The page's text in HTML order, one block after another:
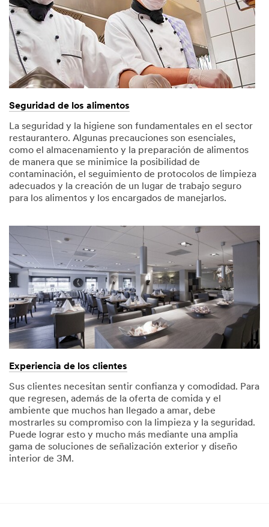
Seguridad de los alimentos
La seguridad y la higiene son fundamentales en el sector
restaurantero. Algunas precauciones son esenciales,
como el almacenamiento y la preparación de alimentos
de manera que se minimice la posibilidad de
contaminación, el seguimiento de protocolos de limpieza
adecuados y la creación de un lugar de trabajo seguro
para los alimentos y los encargados de manejarlos.
Experiencia de los clientes
Sus clientes necesitan sentir confianza y comodidad. Para
que regresen, además de la oferta de comida y el
ambiente que muchos han llegado a amar, debe
mostrarles su compromiso con la limpieza y la seguridad.
Puede lograr esto y mucho más mediante una amplia
gama de soluciones de señalización exterior y diseño
interior de 3M.